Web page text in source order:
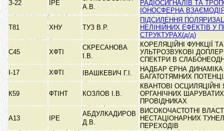
З-22 ІРЕ
А.В.
РАДІОСИГНАЛІВ ТА
ІОНОСФЕРНА
Т81 ХНУ ТУЗ В.Р.
ПІДСИЛЕННЯ
НЕЛІНІЙНИХ ЕФЕКТІВ У
СТРУКТУРАХ(д/д)
С45 ХФТІ
СКРЕСАНОВА
І.В.
КОРЕЛЯЦІЙНІ ФУНКЦІЇ ТА
УЛЬТРОЗВУКОВІ
СПЕКТРИ В
І-17
ХФТІ ІВАШКЕВИЧ Г.І.
НАДБАР ЄРНА ДИНАМІКА
БАГАТОТЯМНИХ
К59 ФТІНТ КОЗЛОВ І.В.
КВАНТОВІ
ОРГАНІЧНИХ ШАРУВАТИХ
ПРОВІДНИКАХ
А13 ІРЕ
АБДУЛКАДИРОВ
Д.В.
ВИСОКОЧАСТОТНІ
НЕСТАЦІОНАРНИХ
ПЕРЕХОДІВ